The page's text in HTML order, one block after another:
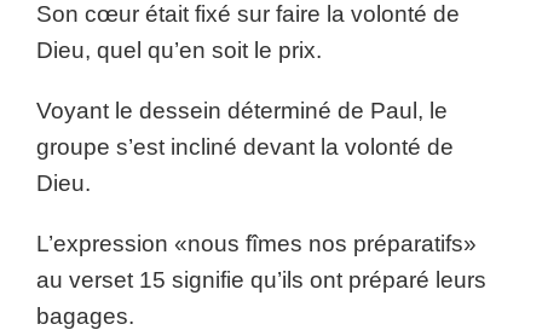
Son cœur était fixé sur faire la volonté de
Dieu, quel qu’en soit le prix.
Voyant le dessein déterminé de Paul, le
groupe s’est incliné devant la volonté de
Dieu.
L’expression «nous fîmes nos préparatifs»
au verset 15 signifie qu’ils ont préparé leurs
bagages.